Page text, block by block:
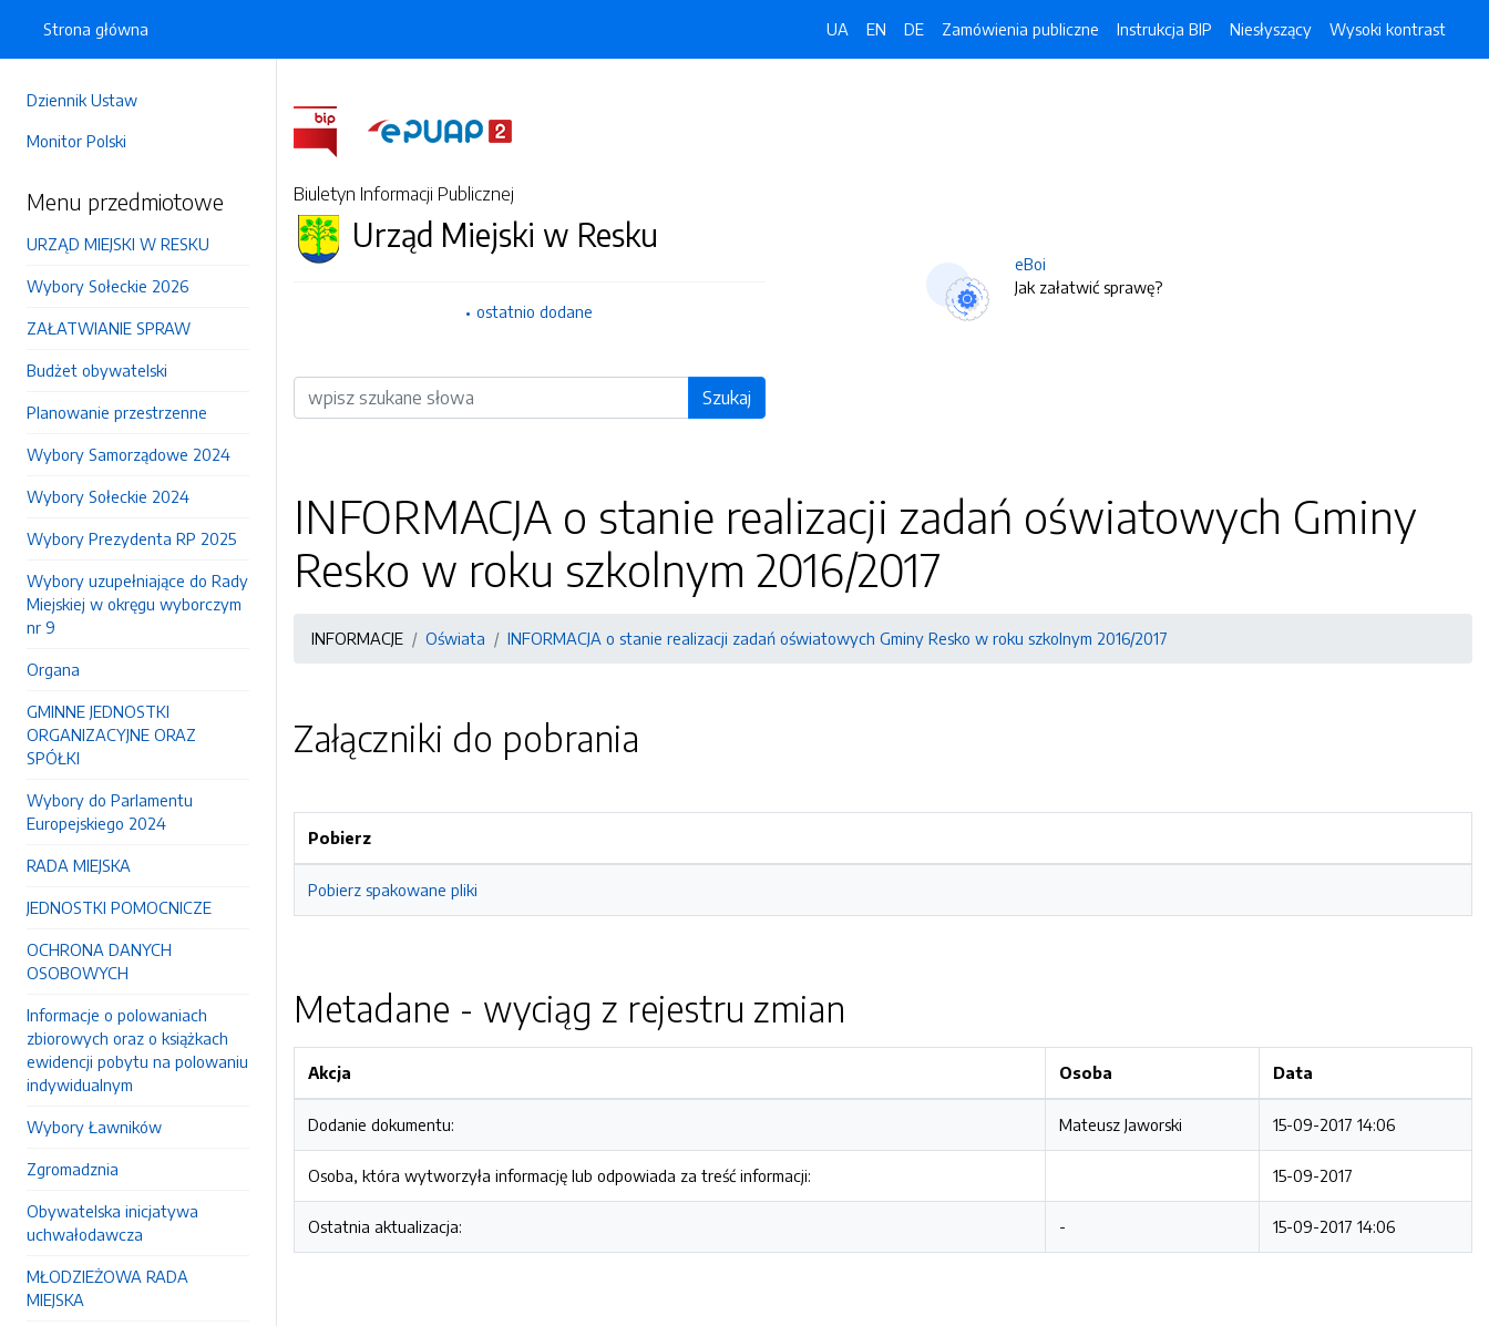
Dziennik Ustaw
Monitor Polski
Menu przedmiotowe
URZĄD MIEJSKI W RESKU
Wybory Sołeckie 2026
ZAŁATWIANIE SPRAW
Budżet obywatelski
Planowanie przestrzenne
Wybory Samorządowe 2024
Wybory Sołeckie 2024
Wybory Prezydenta RP 2025
Wybory uzupełniające do Rady
Miejskiej w okręgu wyborczym
nr 9
Organa
GMINNE JEDNOSTKI
ORGANIZACYJNE ORAZ
SPÓŁKI
Wybory do Parlamentu
Europejskiego 2024
RADA MIEJSKA
JEDNOSTKI POMOCNICZE
OCHRONA DANYCH
OSOBOWYCH
Informacje o polowaniach
zbiorowych oraz o książkach
ewidencji pobytu na polowaniu
indywidualnym
Wybory Ławników
Zgromadznia
Obywatelska inicjatywa
uchwałodawcza
MŁODZIEŻOWA RADA
MIEJSKA
Strona główna UA EN DE Zamówienia publiczne Instrukcja BIP Niesłyszący Wysoki kontrast
Biuletyn Informacji Publicznej
Urząd Miejski w Resku
ostatnio dodane
Wyszukiwarka Szukaj
eBoi
Jak załatwić sprawę?
INFORMACJA o stanie realizacji zadań oświatowych Gminy
Resko w roku szkolnym 2016/2017
INFORMACJE Oświata INFORMACJA o stanie realizacji zadań oświatowych Gminy Resko w roku szkolnym 2016/2017
Załączniki do pobrania
Pobierz
Pobierz spakowane pliki
Metadane - wyciąg z rejestru zmian
Akcja Osoba Data
Dodanie dokumentu: Mateusz Jaworski 15-09-2017 14:06
Osoba, która wytworzyła informację lub odpowiada za treść informacji: 15-09-2017
Ostatnia aktualizacja: - 15-09-2017 14:06